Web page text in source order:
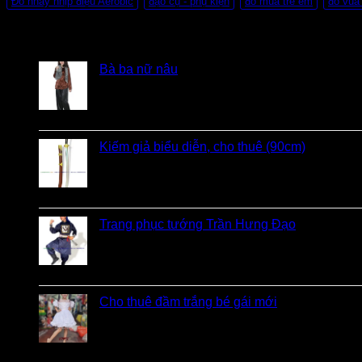
Bà ba nữ nâu
Kiếm giả biểu diễn, cho thuê (90cm)
Trang phục tướng Trần Hưng Đạo
Cho thuê đầm trắng bé gái mới